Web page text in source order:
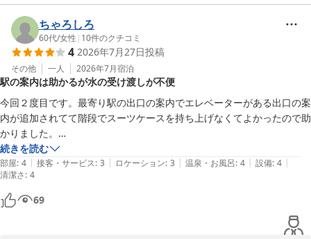
だきましたこと、重ねて御礼申し上げます。
数々の温かいお言葉をお寄せいただき、スタッフ一同大変嬉しく拝
読いたしました。
駅から近い立地やアクセス面がお客様のお役に立てたことに加え、
お忘れ物の際には無事にご対応できましたことを安心しておりま
す。少しでもお客様のお力になれましたことを嬉しく思います。
また、ベッドの寝心地につきましてもご満足いただけたとのこと大
変光栄でございます。
「機会があれば、また利用したい」とのお言葉を励みに、これから
も快適で安心してお過ごしいただけるホテルづくりに努めてまいり
ます。
この度はご多忙の中、貴重なご投稿をいただき、誠にありがとうご
ちゃろしろ
60代/女性 | 10件のクチコミ
4 2026年7月27日投稿
その他 一人 2026年7月宿泊
駅の案内は助かるが水の受け渡しが不便
今回２度目です。最寄り駅の出口の案内でエレベーターがある出口の案
内が追加されてて階段でスーツケースを持ち上げなくてよかったので助
かりました。
連泊で清掃不要の場合の水のサービスですが、タオルなどのアメニティ
と一緒に入れて欲しかったです。水のサービスがあるのでコンビニで買
わずに部屋に戻ってくつろいでた時にフロントに取りに行くことに気付
きました。結局行きませんでした。他のホテルでも清掃不要の場合は水
が１本サービスでアメニティと一緒にドアノブに掛けてあります。
続きを読む
部屋: 4 | 接客・サービス: 3 | ロケーション: 3 | 温泉・お風呂: 4 | 設備: 4 |
清潔さ: 4
69